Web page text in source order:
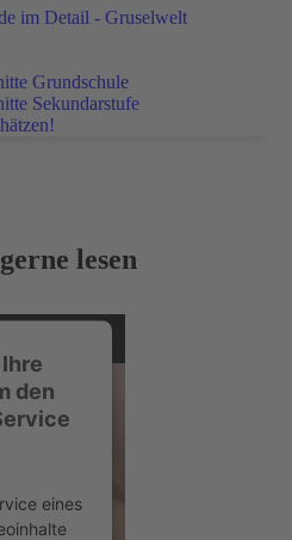
im Detail - Gruselwelt
Grundschule
Sekundarstufe
lesen
den
eines